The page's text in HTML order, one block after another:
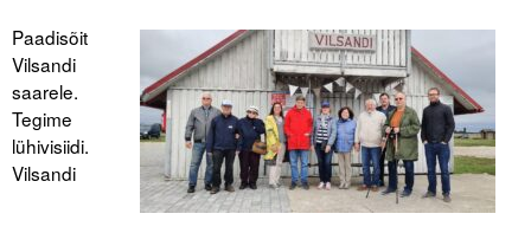
Paadisõit
Vilsandi
saarele.
Tegime
lühivisiidi.
Vilsandi